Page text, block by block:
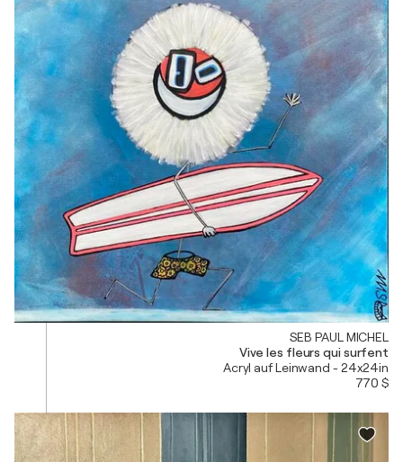
SEB PAUL MICHEL
Vive les fleurs qui surfent
Acryl auf Leinwand - 24x24in
770 $